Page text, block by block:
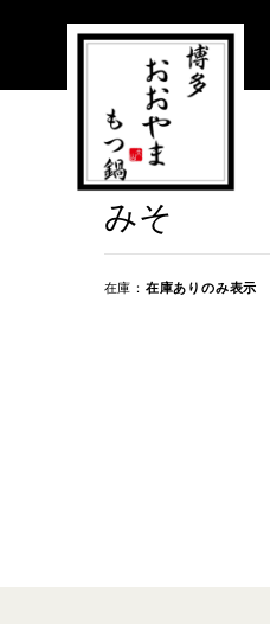
みそ
在庫： 在庫ありのみ表示